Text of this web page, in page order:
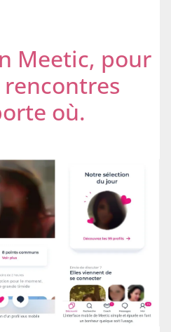
Meetic, pour
où.